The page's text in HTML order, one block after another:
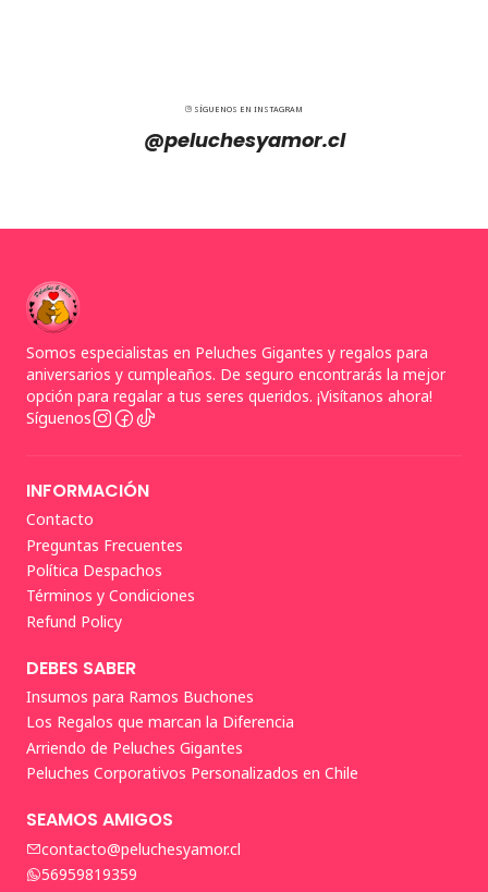
SÍGUENOS EN INSTAGRAM
@peluchesyamor.cl
Somos especialistas en Peluches Gigantes y regalos para
aniversarios y cumpleaños. De seguro encontrarás la mejor
opción para regalar a tus seres queridos. ¡Visítanos ahora!
Síguenos
INFORMACIÓN
Contacto
Preguntas Frecuentes
Política Despachos
Términos y Condiciones
Refund Policy
DEBES SABER
Insumos para Ramos Buchones
Los Regalos que marcan la Diferencia
Arriendo de Peluches Gigantes
Peluches Corporativos Personalizados en Chile
SEAMOS AMIGOS
contacto@peluchesyamor.cl
56959819359